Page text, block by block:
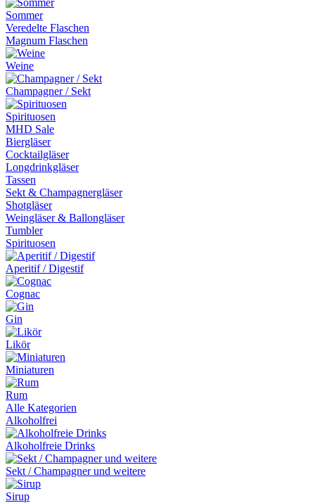
Sommer
Veredelte Flaschen
Magnum Flaschen
Weine
Champagner / Sekt
Spirituosen
MHD Sale
Biergläser
Cocktailgläser
Longdrinkgläser
Tassen
Sekt & Champagnergläser
Shotgläser
Weingläser & Ballongläser
Tumbler
Spirituosen
Aperitif / Digestif
Cognac
Gin
Likör
Miniaturen
Rum
Alle Kategorien
Alkoholfrei
Alkoholfreie Drinks
Sekt / Champagner und weitere
Sirup